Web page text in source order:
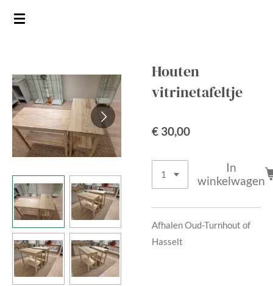
Ga
hoofdinhoud
Houten
vitrinetafeltje
€ 30,00
In
winkelwagen
Afhalen Oud-Turnhout of
Hasselt